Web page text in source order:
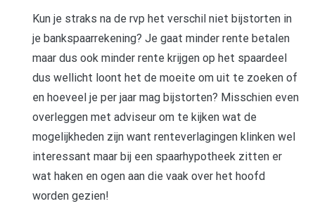
Kun je straks na de rvp het verschil niet bijstorten in
je bankspaarrekening? Je gaat minder rente betalen
maar dus ook minder rente krijgen op het spaardeel
dus wellicht loont het de moeite om uit te zoeken of
en hoeveel je per jaar mag bijstorten? Misschien even
overleggen met adviseur om te kijken wat de
mogelijkheden zijn want renteverlagingen klinken wel
interessant maar bij een spaarhypotheek zitten er
wat haken en ogen aan die vaak over het hoofd
worden gezien!